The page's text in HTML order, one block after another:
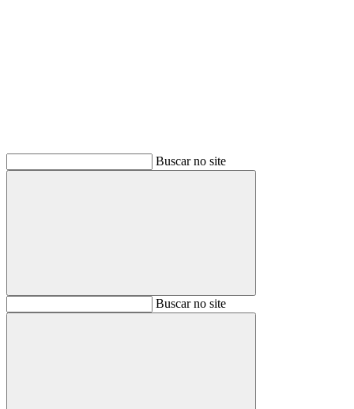
Buscar no site
BuscarBuscar no site